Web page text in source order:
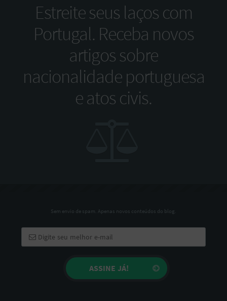
Estreite seus laços com
Portugal. Receba novos
artigos sobre
nacionalidade portuguesa
e atos civis.
Sem envio de spam. Apenas novos conteúdos do blog.